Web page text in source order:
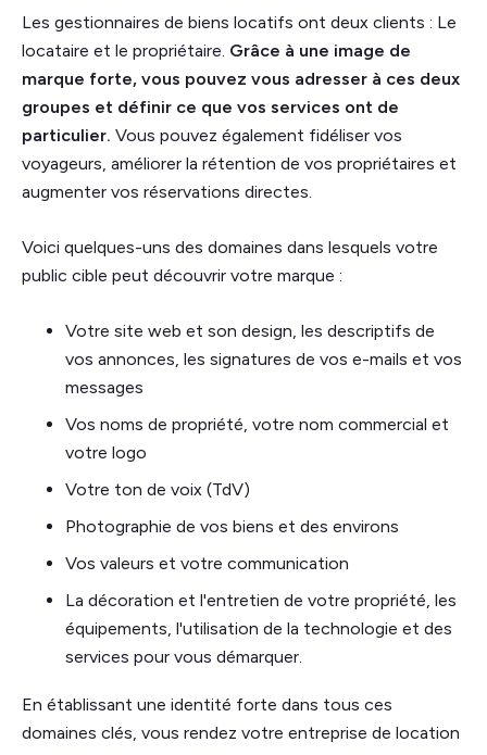
Les gestionnaires de biens locatifs ont deux clients : Le
locataire et le propriétaire. Grâce à une image de
marque forte, vous pouvez vous adresser à ces deux
groupes et définir ce que vos services ont de
particulier. Vous pouvez également fidéliser vos
voyageurs, améliorer la rétention de vos propriétaires et
augmenter vos réservations directes.
Voici quelques-uns des domaines dans lesquels votre
public cible peut découvrir votre marque :
Votre site web et son design, les descriptifs de
vos annonces, les signatures de vos e-mails et vos
messages
Vos noms de propriété, votre nom commercial et
votre logo
Votre ton de voix (TdV)
Photographie de vos biens et des environs
Vos valeurs et votre communication
La décoration et l'entretien de votre propriété, les
équipements, l'utilisation de la technologie et des
services pour vous démarquer.
En établissant une identité forte dans tous ces
domaines clés, vous rendez votre entreprise de location